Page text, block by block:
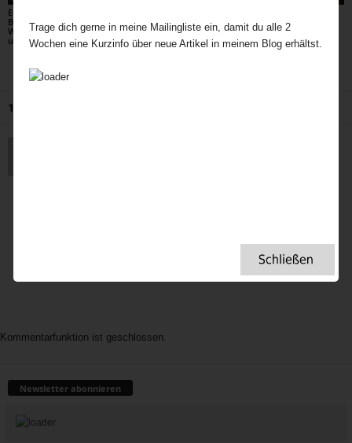
Eine Reise durch
Britanniens Ballroom-
Welt – Tea, Taktgefühl
und Tanzlust
Frühlings – wie die
britische Gartenkultur
entstand
Museum in London
1 Kommentar
Kommentarfunktion ist geschlossen.
Newsletter abonnieren
Trage dich gerne in meine Mailingliste ein, damit du alle 2
Wochen eine Kurzinfo über neue Artikel in meinem Blog erhältst.